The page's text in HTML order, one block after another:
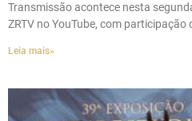
Transmissão acontece nesta
ZRTV no YouTube, com participação
Leia mais»